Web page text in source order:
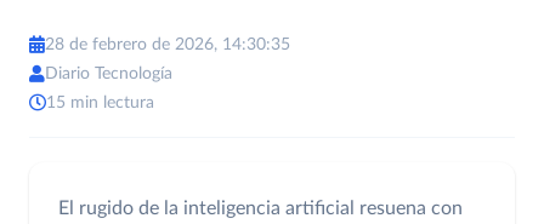
28 de febrero de 2026, 14:30:35
Diario Tecnología
15 min lectura
El rugido de la inteligencia artificial resuena con